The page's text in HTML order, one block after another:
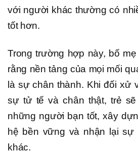
với người khác thường có
tốt hơn.
Trong trường hợp này, bố
rằng nền tảng của mọi mối
là sự chân thành. Khi đối xử
sự tử tế và chân thật, trẻ
những người bạn tốt, xây
hệ bền vững và nhận lại sự
khác.